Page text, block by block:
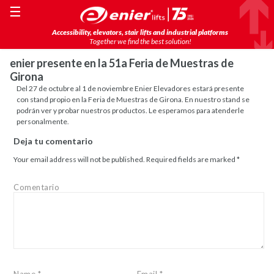
Accessibility, elevators, stair lifts and industrial platforms
Together we find the best solution!
☰
enier presente en la 51a Feria de Muestras de
Girona
Del 27 de octubre al 1 de noviembre Enier Elevadores estará presente
con stand propio en la Feria de Muestras de Girona. En nuestro stand se
podrán ver y probar nuestros productos. Le esperamos para atenderle
personalmente.
Deja tu comentario
Your email address will not be published. Required fields are marked*
Comentario